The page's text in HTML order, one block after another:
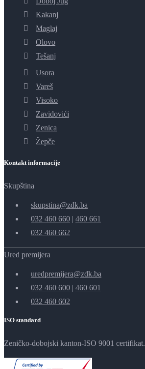
Kakanj
Maglaj
Olovo
Tešanj
Usora
Vareš
Visoko
Zavidovići
Zenica
Žepče
Kontakt informacije
Skupština
skupstina@zdk.ba
032 460 660 | 460 661
032 460 662
Ured premijera
uredpremijera@zdk.ba
032 460 600 | 460 601
032 460 602
ISO standard
Zeničko-dobojski kanton-ISO 9001 certifikat.